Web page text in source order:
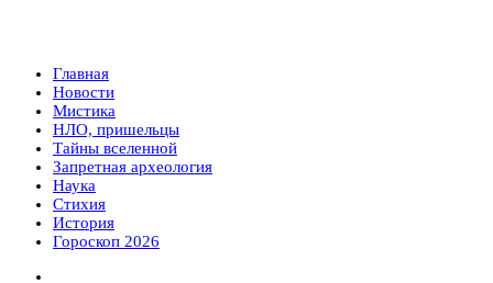
Главная
Новости
Мистика
НЛО, пришельцы
Тайны вселенной
Запретная археология
Наука
Стихия
История
Гороскоп 2026